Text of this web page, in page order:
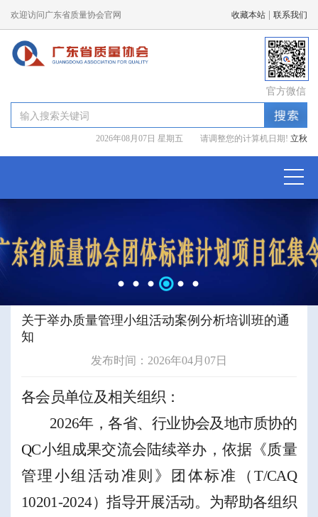
欢迎访问广东省质量协会官网 收藏本站 联系我们
官方微信
2026年08月07日 星期五 请调整您的计算机日期! 立秋
关于举办质量管理小组活动案例分析培训班的通
知
发布时间：2026年04月07日
各会员单位及相关组织：
2026年，各省、行业协会及地市质协的
QC小组成果交流会陆续举办，依据 《质量
管理小组活动准则》团体标准（T/CAQ
10201-2024）指导开展活动。 为帮助各组织